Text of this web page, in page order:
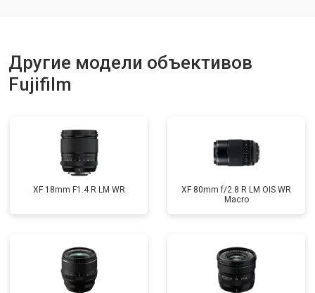
Другие модели объективов
Fujifilm
XF 18mm F1.4 R LM WR
XF 80mm f/2.8 R LM OIS WR
Macro